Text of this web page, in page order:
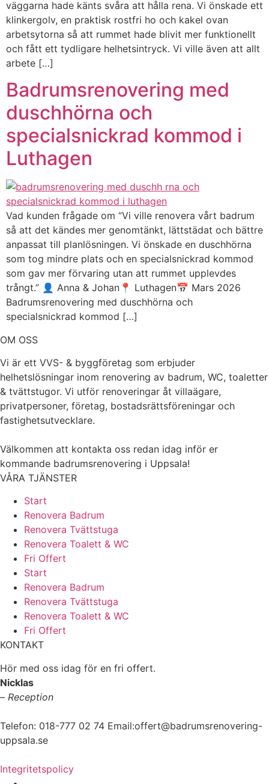
väggarna hade känts svåra att hålla rena. Vi önskade ett
klinkergolv, en praktisk rostfri ho och kakel ovan
arbetsytorna så att rummet hade blivit mer funktionellt
och fått ett tydligare helhetsintryck. Vi ville även att allt
arbete […]
Badrumsrenovering med
duschhörna och
specialsnickrad kommod i
Luthagen
Vad kunden frågade om “Vi ville renovera vårt badrum
så att det kändes mer genomtänkt, lättstädat och bättre
anpassat till planlösningen. Vi önskade en duschhörna
som tog mindre plats och en specialsnickrad kommod
som gav mer förvaring utan att rummet upplevdes
trångt.” 👤 Anna & Johan📍 Luthagen📅 Mars 2026
Badrumsrenovering med duschhörna och
specialsnickrad kommod […]
OM OSS
Vi är ett VVS- & byggföretag som erbjuder
helhetslösningar inom renovering av badrum, WC, toaletter
& tvättstugor. Vi utför renoveringar åt villaägare,
privatpersoner, företag, bostadsrättsföreningar och
fastighetsutvecklare.
Välkommen att kontakta oss redan idag inför er
kommande badrumsrenovering i Uppsala!
VÅRA TJÄNSTER
Start
Renovera Badrum
Renovera Tvättstuga
Renovera Toalett & WC
Fri Offert
Start
Renovera Badrum
Renovera Tvättstuga
Renovera Toalett & WC
Fri Offert
KONTAKT
Hör med oss idag för en fri offert.
Nicklas
– Reception
Telefon: 018-777 02 74 Email:offert@badrumsrenovering-
uppsala.se
Integritetspolicy